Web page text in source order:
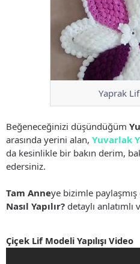
Yaprak
Beğeneceğinizi düşündüğüm
arasında yerini alan, Yuvarlak
da kesinlikle bir bakın derim,
edersiniz.
Tam Anneye bizimle
Nasıl Yapılır? detaylı
Çiçek Lif Modeli Yapılışı Video